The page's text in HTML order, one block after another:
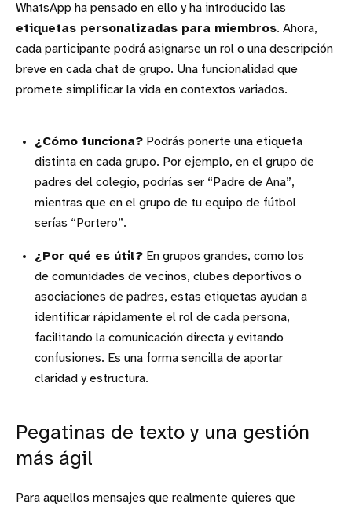
WhatsApp ha pensado en ello y ha introducido las
etiquetas personalizadas para miembros. Ahora,
cada participante podrá asignarse un rol o una descripción
breve en cada chat de grupo. Una funcionalidad que
promete simplificar la vida en contextos variados.
¿Cómo funciona? Podrás ponerte una etiqueta
distinta en cada grupo. Por ejemplo, en el grupo de
padres del colegio, podrías ser “Padre de Ana”,
mientras que en el grupo de tu equipo de fútbol
serías “Portero”.
¿Por qué es útil? En grupos grandes, como los
de comunidades de vecinos, clubes deportivos o
asociaciones de padres, estas etiquetas ayudan a
identificar rápidamente el rol de cada persona,
facilitando la comunicación directa y evitando
confusiones. Es una forma sencilla de aportar
claridad y estructura.
Pegatinas de texto y una gestión
más ágil
Para aquellos mensajes que realmente quieres que